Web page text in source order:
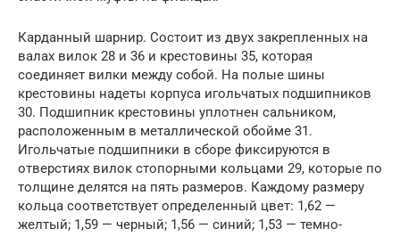
Карданный шарнир. Состоит из двух закрепленных на
валах вилок 28 и 36 и крестовины 35, которая
соединяет вилки между собой. На полые шины
крестовины надеты корпуса игольчатых подшипников
30. Подшипник крестовины уплотнен сальником,
расположенным в металлической обойме 31.
Игольчатые подшипники в сборе фиксируются в
отверстиях вилок стопорными кольцами 29, которые по
толщине делятся на пять размеров. Каждому размеру
кольца соответствует определенный цвет: 1,62 —
желтый; 1,59 — черный; 1,56 — синий; 1,53 — темно-